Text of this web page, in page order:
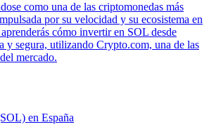
como una de las criptomonedas más
por su velocidad y su ecosistema en
cómo invertir en SOL desde
y segura, utilizando Crypto.com, una de las
mercado.
en España